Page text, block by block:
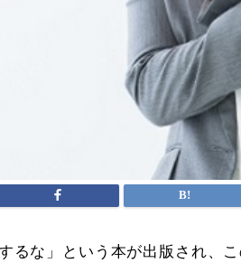
るな」という本が出版され、